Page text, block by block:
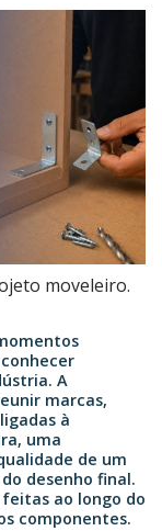
moveleiro.
A
marcas,
à
uma
de um
desenho final.
ao longo do
componentes.